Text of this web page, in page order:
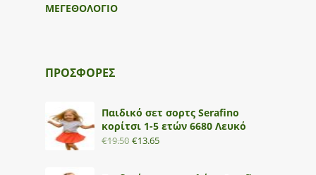
ΜΕΓΕΘΟΛΟΓΙΟ
ΠΡΟΣΦΟΡΕΣ
Παιδικό σετ σορτς Serafino
κορίτσι 1-5 ετών 6680 Λευκό
€19.50 €13.65